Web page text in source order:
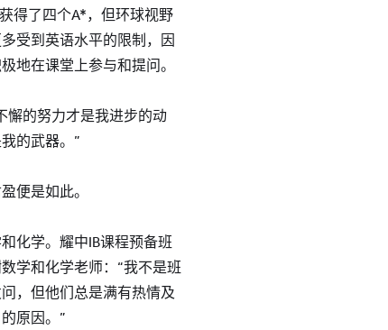
得了四个A*，但环球视野
受到英语水平的限制，因
地在课堂上参与和提问。
懈的努力才是我进步的动
的武器。”
便是如此。
化学。耀中IB课程预备班
学和化学老师：“我不是班
，但他们总是满有热情及
原因。”